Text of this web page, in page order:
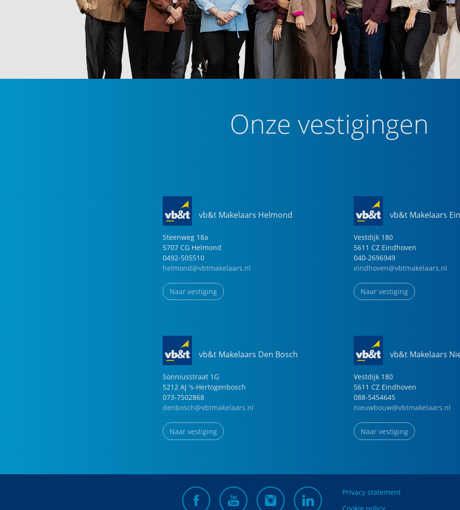
Onze vestigingen
vb&t Makelaars Helmond
Steenweg 18a
5707 CG Helmond
0492-505510
helmond@vbtmakelaars.nl
Naar vestiging
vb&t Makelaars
Vestdijk 180
5611 CZ Eindhoven
040-2696949
eindhoven@vbtmakelaars.nl
Naar vestiging
vb&t Makelaars Den Bosch
Sonniusstraat 1G
5212 AJ 's-Hertogenbosch
073-7502868
denbosch@vbtmakelaars.nl
Naar vestiging
vb&t Makelaars
Vestdijk 180
5611 CZ Eindhoven
088-5454645
nieuwbouw@vbtmakelaars.nl
Naar vestiging
Privacy statement